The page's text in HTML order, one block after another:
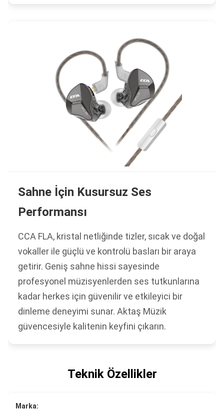
Sahne İçin Kusursuz Ses
Performansı
CCA FLA, kristal netliğinde tizler, sıcak ve doğal
vokaller ile güçlü ve kontrolü basları bir araya
getirir. Geniş sahne hissi sayesinde
profesyonel müzisyenlerden ses tutkunlarına
kadar herkes için güvenilir ve etkileyici bir
dinleme deneyimi sunar. Aktaş Müzik
güvencesiyle kalitenin keyfini çıkarın.
Teknik Özellikler
Marka: